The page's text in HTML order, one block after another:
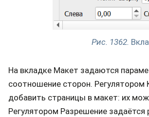
Рис. 1362.
На вкладке Макет задаются
соотношение сторон.
добавить страницы в макет: их
Регулятором Разрешение